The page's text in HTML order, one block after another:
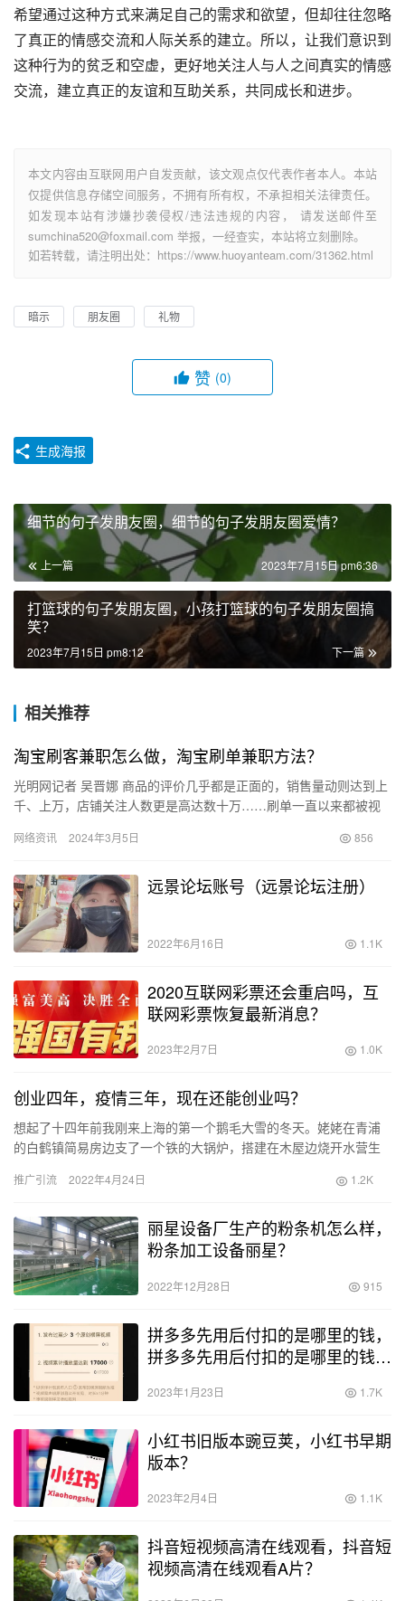
希望通过这种方式来满足自己的需求和欲望，但却往往忽略
了真正的情感交流和人际关系的建立。所以，让我们意识到
这种行为的贫乏和空虚，更好地关注人与人之间真实的情感
交流，建立真正的友谊和互助关系，共同成长和进步。
本文内容由互联网用户自发贡献，该文观点仅代表作者本人。本站
仅提供信息存储空间服务，不拥有所有权，不承担相关法律责任。
如发现本站有涉嫌抄袭侵权/违法违规的内容， 请发送邮件至
sumchina520@foxmail.com 举报，一经查实，本站将立刻删除。
如若转载，请注明出处：https://www.huoyanteam.com/31362.html
暗示 朋友圈 礼物
赞 (0)
生成海报
细节的句子发朋友圈，细节的句子发朋友圈爱情？
上一篇 2023年7月15日 pm6:36
打篮球的句子发朋友圈，小孩打篮球的句子发朋友圈搞
笑？
下一篇
2023年7月15日 pm8:12
相关推荐
淘宝刷客兼职怎么做，淘宝刷单兼职方法？
光明网记者 吴晋娜 商品的评价几乎都是正面的，销售量动则达到上
千、上万，店铺关注人数更是高达数十万……刷单一直以来都被视
相…
网络资讯 2024年3月5日 856
远景论坛账号（远景论坛注册）
2022年6月16日 1.1K
2020互联网彩票还会重启吗，互
联网彩票恢复最新消息？
2023年2月7日 1.0K
创业四年，疫情三年，现在还能创业吗？
想起了十四年前我刚来上海的第一个鹅毛大雪的冬天。姥姥在青浦
的白鹤镇简易房边支了一个铁的大锅炉，搭建在木屋边烧开水营生
澡好…
推广引流 2022年4月24日 1.2K
丽星设备厂生产的粉条机怎么样，
粉条加工设备丽星？
2022年12月28日 915
拼多多先用后付扣的是哪里的钱，
拼多多先用后付扣的是哪里的钱
2023年1月23日 1.7K
小红书旧版本豌豆荚，小红书早期
版本？
2023年2月4日 1.1K
抖音短视频高清在线观看，抖音短
视频高清在线观看A片？